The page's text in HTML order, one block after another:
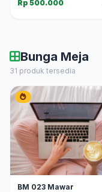
Rp 500.000
Bunga Meja
31 produk tersedia
BM 023 Mawar